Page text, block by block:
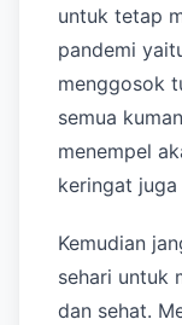
untuk tetap
pandemi
menggosok
semua
menempel
keringat
Kemudian
sehari untuk
dan sehat.